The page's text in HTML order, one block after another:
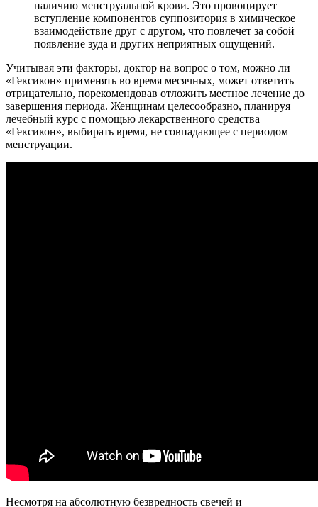
наличию менструальной крови. Это провоцирует
вступление компонентов суппозитория в химическое
взаимодействие друг с другом, что повлечет за собой
появление зуда и других неприятных ощущений.
Учитывая эти факторы, доктор на вопрос о том, можно ли
«Гексикон» применять во время месячных, может ответить
отрицательно, порекомендовав отложить местное лечение до
завершения периода. Женщинам целесообразно, планируя
лечебный курс с помощью лекарственного средства
«Гексикон», выбирать время, не совпадающее с периодом
менструации.
Несмотря на абсолютную безвредность свечей и